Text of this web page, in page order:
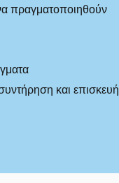
πραγματοποιηθούν
και επισκευή